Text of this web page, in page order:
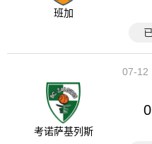
班加
07-12
考诺萨基列斯
0